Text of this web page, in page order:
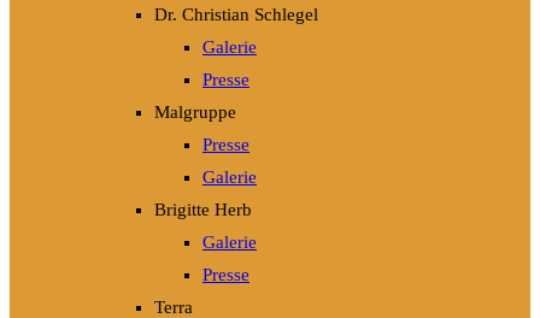
Dr. Christian Schlegel
Galerie
Presse
Malgruppe
Presse
Galerie
Brigitte Herb
Galerie
Presse
Terra